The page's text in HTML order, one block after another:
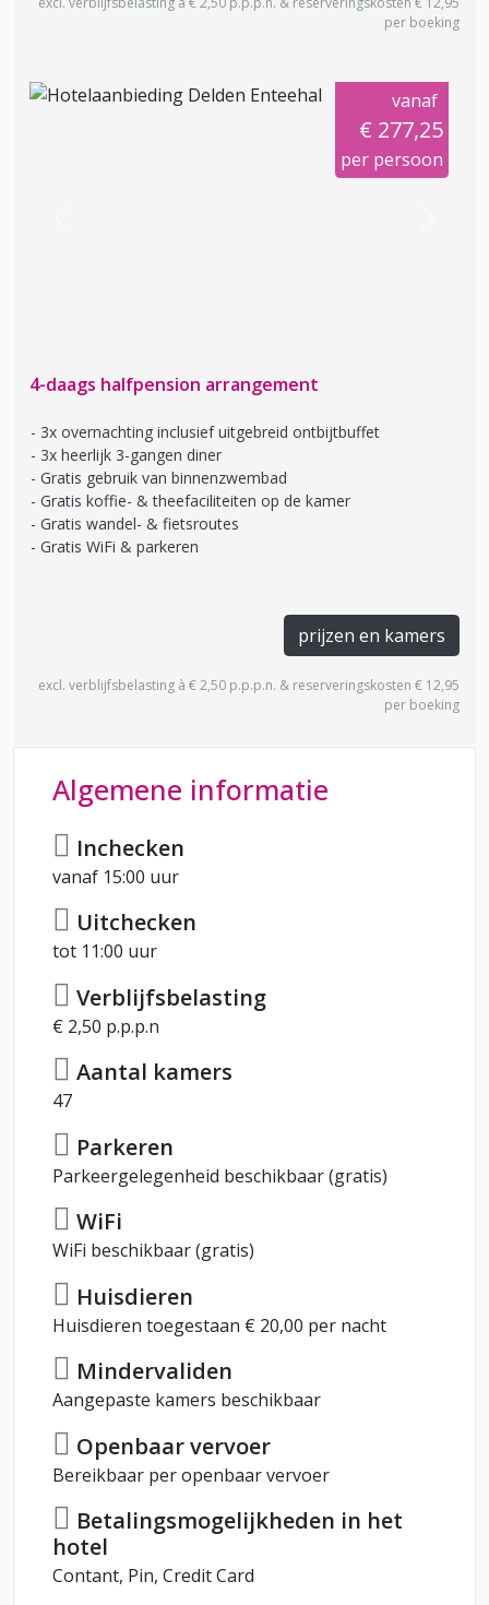
per boeking
vanaf
€ 277,25
per persoon
4-daags halfpension arrangement
3x overnachting inclusief uitgebreid ontbijtbuffet
3x heerlijk 3-gangen diner
Gratis gebruik van binnenzwembad
Gratis koffie- & theefaciliteiten op de kamer
Gratis wandel- & fietsroutes
Gratis WiFi & parkeren
prijzen en kamers
excl. verblijfsbelasting à € 2,50 p.p.p.n. & reserveringskosten € 12,95
per boeking
Algemene informatie
Inchecken
vanaf 15:00 uur
Uitchecken
tot 11:00 uur
Verblijfsbelasting
€ 2,50 p.p.p.n
Aantal kamers
47
Parkeren
Parkeergelegenheid beschikbaar (gratis)
WiFi
WiFi beschikbaar (gratis)
Huisdieren
Huisdieren toegestaan € 20,00 per nacht
Mindervaliden
Aangepaste kamers beschikbaar
Openbaar vervoer
Bereikbaar per openbaar vervoer
Betalingsmogelijkheden in het
hotel
Contant, Pin, Credit Card